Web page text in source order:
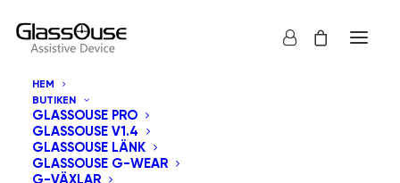
HEM
BUTIKEN
GLASSOUSE PRO
GLASSOUSE V1.4
GLASSOUSE LÄNK
GLASSOUSE G-WEAR
G-VÄXLAR
GLASSOUSE LÄNK – MANUALER